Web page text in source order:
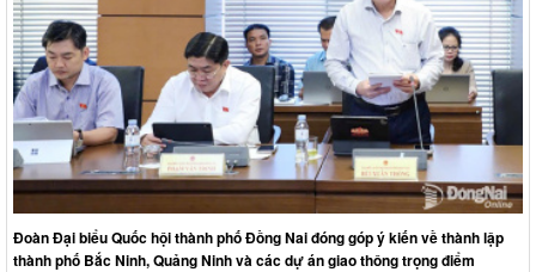
Đoàn Đại biểu Quốc hội thành phố Đồng Nai đóng góp ý kiến về thành lập
thành phố Bắc Ninh, Quảng Ninh và các dự án giao thông trọng điểm